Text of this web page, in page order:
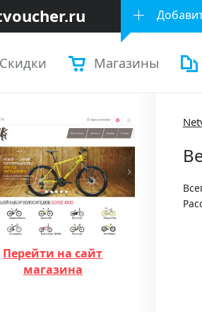
Скидки Магазины
Перейти на сайт
магазина